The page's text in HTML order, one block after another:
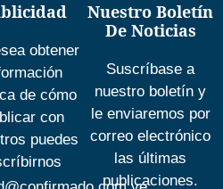
obtener
de cómo
con
puedes
Nuestro Boletín
De Noticias
Suscríbase a
nuestro boletín y
le enviaremos por
correo electrónico
las últimas
publicaciones.